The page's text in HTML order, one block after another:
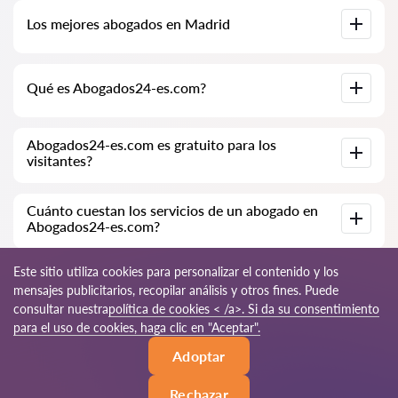
especialmente para usted. Biografías completas de los
abogados con números de teléfono.
Los mejores abogados en Madrid
información completa. Precios, opiniones, números de
teléfono y direcciones.
Qué es Abogados24-es.com?
Ayudamos a personas físicas y jurídicas, así como a empresas
extranjeras.
Abogados24-es.com es gratuito para los
visitantes?
sin embargo, los servicios y consultas prestados por los
abogados son de pago.
Cuánto cuestan los servicios de un abogado en
Abogados24-es.com?
El costo de la consulta y los servicios de nuestros
especialistas depende de la complejidad de la cuestión y del
volumen de trabajo; normalmente, la consulta por teléfono
(en línea) varía de 70 a 150 EUR. El costo del contrato se
discute de forma individual.© 2026 Abogados24-es.com
Mapa del sitio
Este sitio utiliza cookies para personalizar el contenido y los
mensajes publicitarios, recopilar análisis y otros fines. Puede
consultar nuestrapolítica de cookies < /a>. Si da su consentimiento
para el uso de cookies, haga clic en "Aceptar".
Adoptar
Rechazar